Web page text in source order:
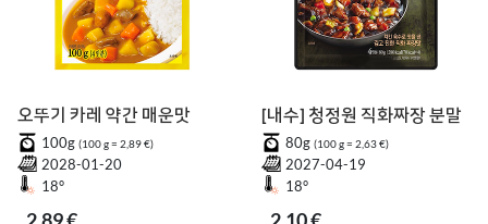
오뚜기 카레 약간 매운맛
100g (100 g = 2,89 €)
2028-01-20
18°
[내수] 청정원 직화짜장 분말
80g (100 g = 2,63 €)
2027-04-19
18°